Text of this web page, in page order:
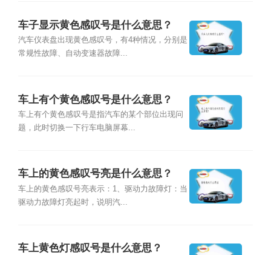
车子显示黄色感叹号是什么意思？
汽车仪表盘出现黄色感叹号，有4种情况，分别是
常规性故障、自动变速器故障...
车上有个黄色感叹号是什么意思？
车上有个黄色感叹号是指汽车的某个部位出现问
题，此时切换一下行车电脑屏幕...
车上的黄色感叹号亮是什么意思？
车上的黄色感叹号亮表示：1、驱动力故障灯：当
驱动力故障灯亮起时，说明汽...
车上黄色灯感叹号是什么意思？